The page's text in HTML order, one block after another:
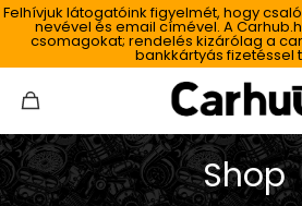
Felhívjuk látogatóink figyelmét, hogy
nevével és email címével. A
csomagokat; rendelés kizárólag a
bankkártyás fizetéssel
Shop